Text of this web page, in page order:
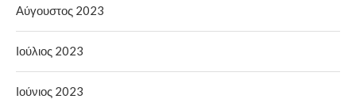
Αύγουστος 2023
Ιούλιος 2023
Ιούνιος 2023